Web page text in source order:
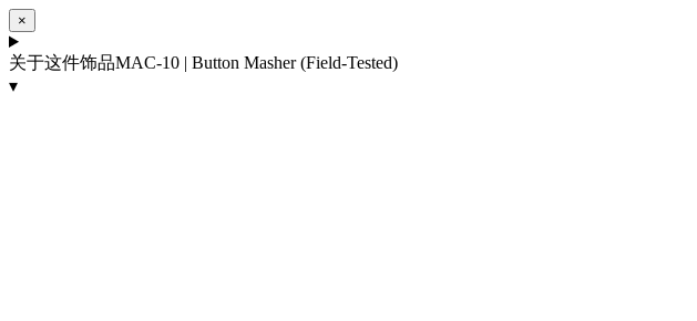
×
关于这件饰品MAC-10 | Button Masher (Field-Tested)
▾